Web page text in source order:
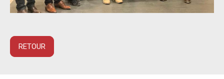
RETOUR